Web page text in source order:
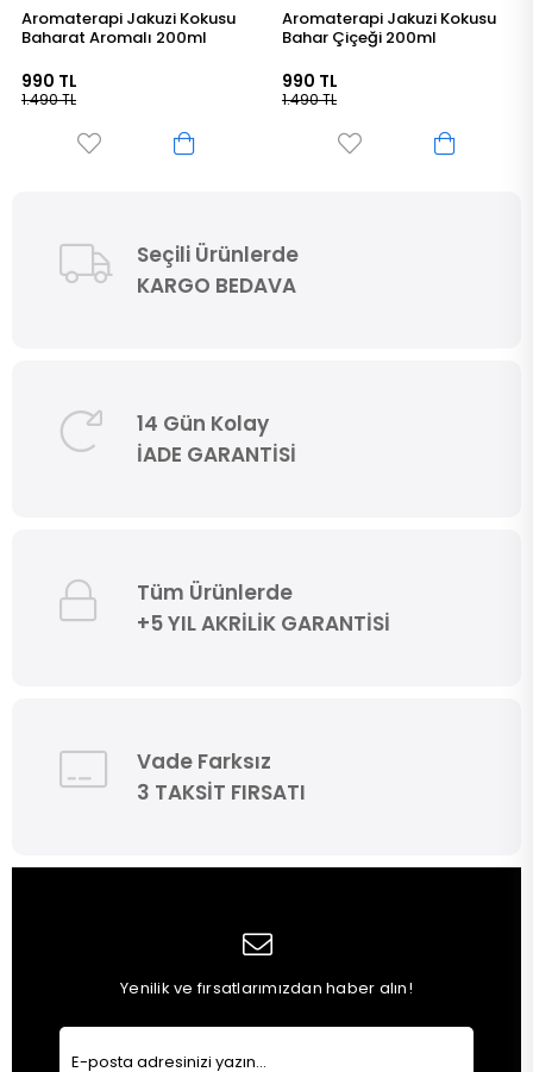
Aromaterapi Jakuzi Kokusu
Bahar Çiçeği 200ml
Aromaterapi Jakuzi
Bergamot 200ml
Seçili Ürünlerde
KARGO BEDAVA
14 Gün Kolay
İADE GARANTİSİ
Tüm Ürünlerde
+5 YIL AKRİLİK GARANTİSİ
Vade Farksız
3 TAKSİT FIRSATI
Yenilik ve fırsatlarımızdan haber alın!